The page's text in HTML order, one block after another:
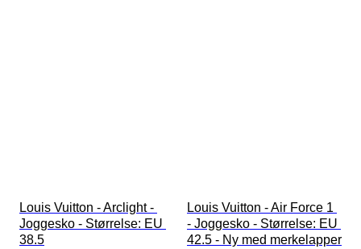
Louis Vuitton - Arclight -
Joggesko - Størrelse: EU
38.5
Louis Vuitton - Air Force 1
- Joggesko - Størrelse: EU
42.5 - Ny med merkelapper